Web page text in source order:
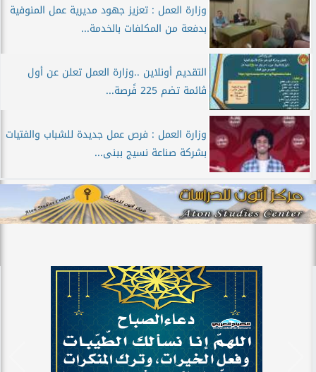
وزارة العمل : تعزيز جهود مديرية عمل المنوفية
بدفعة من المكلفات بالخدمة...
التقديم أونلاين ..وزارة العمل تعلن عن أول
ڨائمة تضم 225 فًرصة...
وزارة العمل : فرص عمل جديدة للشباب والفتيات
بشركة صناعة نسيج ببنى...